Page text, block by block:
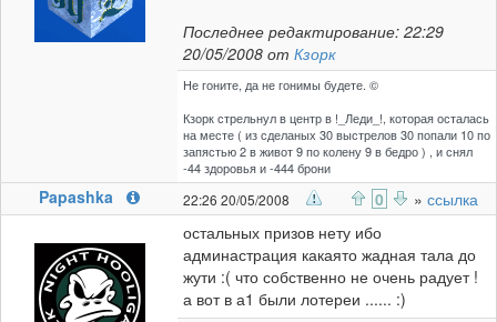
Последнее редактирование: 22:29
20/05/2008 от Кзорк
Не гоните, да не гонимы будете. ©
Кзорк стрельнул в центр в !_Леди_!, которая осталась
на месте ( из сделаных 30 выстрелов 30 попали 10 по
запястью 2 в живот 9 по колену 9 в бедро ) , и снял
-44 здоровья и -444 брони
Papashka 22:26 20/05/2008 0 » ссылка
остальных призов нету ибо
админастрация какаято жадная тала до
жути :( что собственно не очень радует !
а вот в а1 были лотереи ...... :)